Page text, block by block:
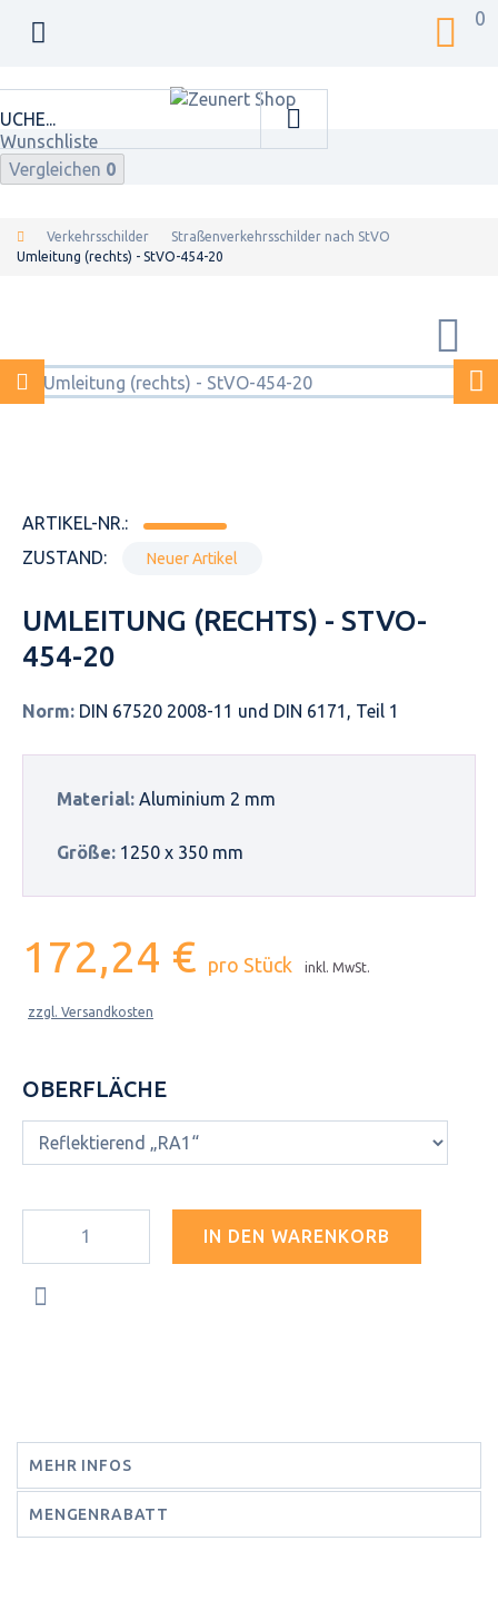
0
Wunschliste
Vergleichen 0
Verkehrsschilder
Straßenverkehrsschilder nach StVO
Umleitung (rechts) - StVO-454-20
ARTIKEL-NR.:
ZUSTAND:
Neuer Artikel
UMLEITUNG (RECHTS) - STVO-
454-20
Norm: DIN 67520 2008-11 und DIN 6171, Teil 1
Material: Aluminium 2 mm
Größe: 1250 x 350 mm
172,24 € pro Stück inkl. MwSt.
zzgl. Versandkosten
OBERFLÄCHE
IN DEN WARENKORB
MEHR INFOS
MENGENRABATT